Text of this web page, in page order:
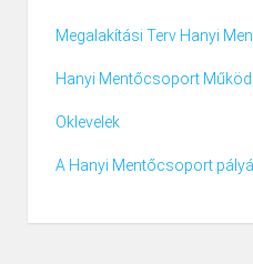
Megalakítási Terv Hanyi
Hanyi Mentőcsoport
Oklevelek
A Hanyi Mentőcsoport